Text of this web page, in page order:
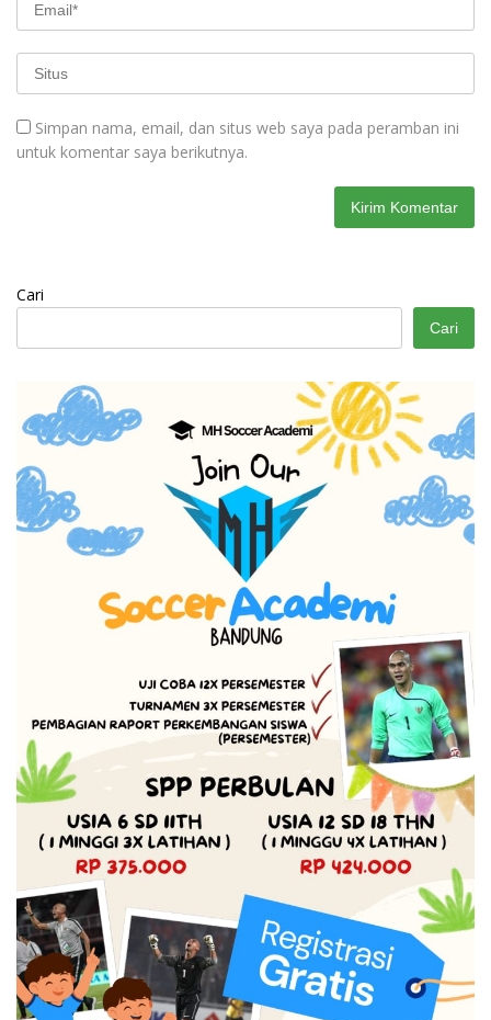
Simpan nama, email, dan situs web saya pada peramban ini
untuk komentar saya berikutnya.
Cari
Cari